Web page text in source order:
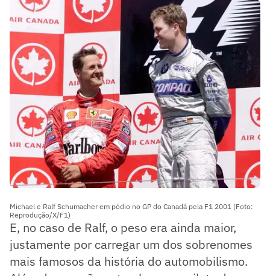
Michael e Ralf Schumacher em pódio no GP do Canadá pela F1 2001 (Foto:
Reprodução/X/F1)
E, no caso de Ralf, o peso era ainda maior,
justamente por carregar um dos sobrenomes
mais famosos da história do automobilismo.